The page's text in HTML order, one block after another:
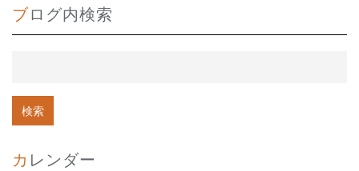
ブログ内検索
カレンダー